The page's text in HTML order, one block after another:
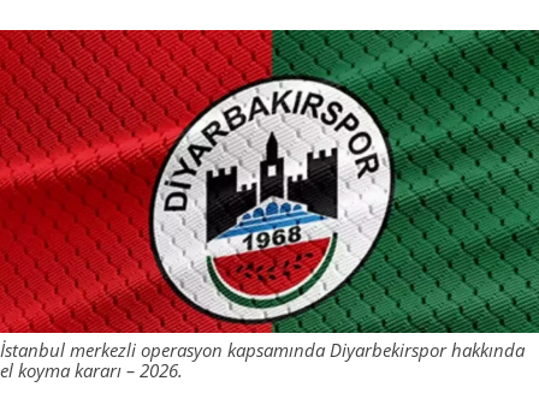
İstanbul merkezli operasyon kapsamında Diyarbekirspor hakkında
el koyma kararı – 2026.